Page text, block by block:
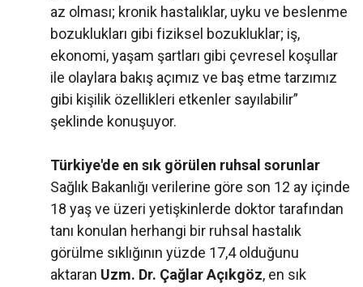
az olması; kronik hastalıklar, uyku ve beslenme
bozuklukları gibi fiziksel bozukluklar; iş,
ekonomi, yaşam şartları gibi çevresel koşullar
ile olaylara bakış açımız ve baş etme tarzımız
gibi kişilik özellikleri etkenler sayılabilir”
şeklinde konuşuyor.
Türkiye'de en sık görülen ruhsal sorunlar
Sağlık Bakanlığı verilerine göre son 12 ay içinde
18 yaş ve üzeri yetişkinlerde doktor tarafından
tanı konulan herhangi bir ruhsal hastalık
görülme sıklığının yüzde 17,4 olduğunu
aktaran Uzm. Dr. Çağlar Açıkgöz, en sık